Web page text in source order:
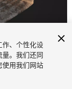
、个性化设
。我们还同
使用我们网站